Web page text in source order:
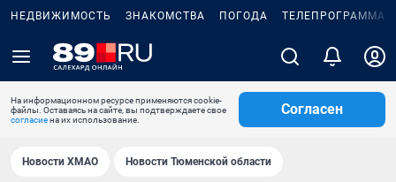
НЕДВИЖИМОСТЬ ЗНАКОМСТВА ПОГОДА ТЕЛЕПРОГРАММА
На информационном ресурсе применяются cookie-
файлы. Оставаясь на сайте, вы подтверждаете свое
согласиена их использование.
Согласен
Новости ХМАО Новости Тюменской области